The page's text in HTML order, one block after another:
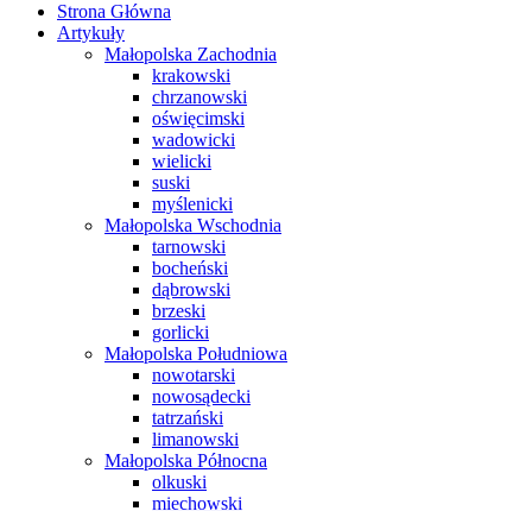
Strona Główna
Artykuły
Małopolska Zachodnia
krakowski
chrzanowski
oświęcimski
wadowicki
wielicki
suski
myślenicki
Małopolska Wschodnia
tarnowski
bocheński
dąbrowski
brzeski
gorlicki
Małopolska Południowa
nowotarski
nowosądecki
tatrzański
limanowski
Małopolska Północna
olkuski
miechowski